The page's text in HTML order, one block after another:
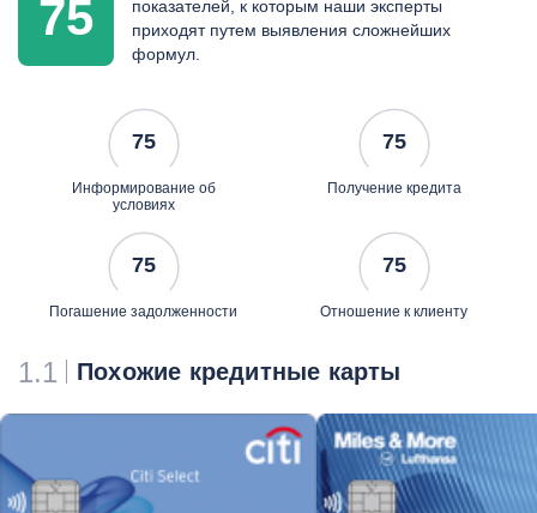
75
показателей, к которым наши эксперты
приходят путем выявления сложнейших
формул.
75
Информирование об
условиях
75
Получение кредита
75
Погашение задолженности
75
Отношение к клиенту
1.1 Похожие кредитные карты